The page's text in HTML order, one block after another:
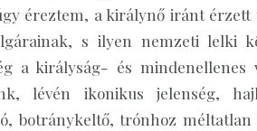
éreztem, a királynő iránt
s ilyen nemzeti lelki
a királyság- és
lévén ikonikus jelenség,
botránykeltő, trónhoz